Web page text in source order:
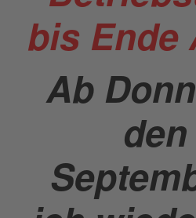
bis Ende
Ab
den